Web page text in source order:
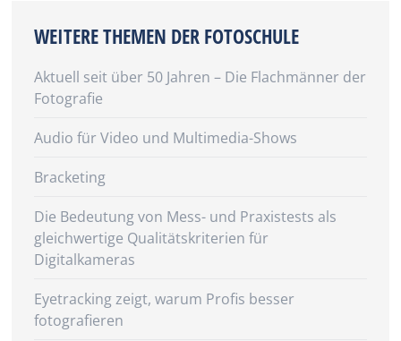
WEITERE THEMEN DER FOTOSCHULE
Aktuell seit über 50 Jahren – Die Flachmänner der
Fotografie
Audio für Video und Multimedia-Shows
Bracketing
Die Bedeutung von Mess- und Praxistests als
gleichwertige Qualitätskriterien für
Digitalkameras
Eyetracking zeigt, warum Profis besser
fotografieren